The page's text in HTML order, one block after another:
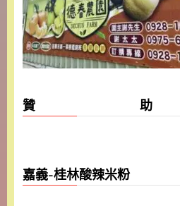
贊 助
嘉義-桂林酸辣米粉